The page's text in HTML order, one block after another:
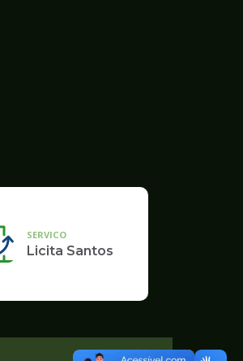
SERVICO
Licita Santos